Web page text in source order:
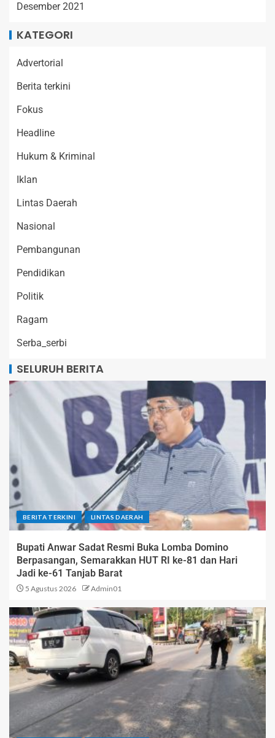
Desember 2021
KATEGORI
Advertorial
Berita terkini
Fokus
Headline
Hukum & Kriminal
Iklan
Lintas Daerah
Nasional
Pembangunan
Pendidikan
Politik
Ragam
Serba_serbi
SELURUH BERITA
BERITA TERKINI LINTAS DAERAH
Bupati Anwar Sadat Resmi Buka Lomba Domino
Berpasangan, Semarakkan HUT RI ke-81 dan Hari
Jadi ke-61 Tanjab Barat
5 Agustus 2026 Admin01